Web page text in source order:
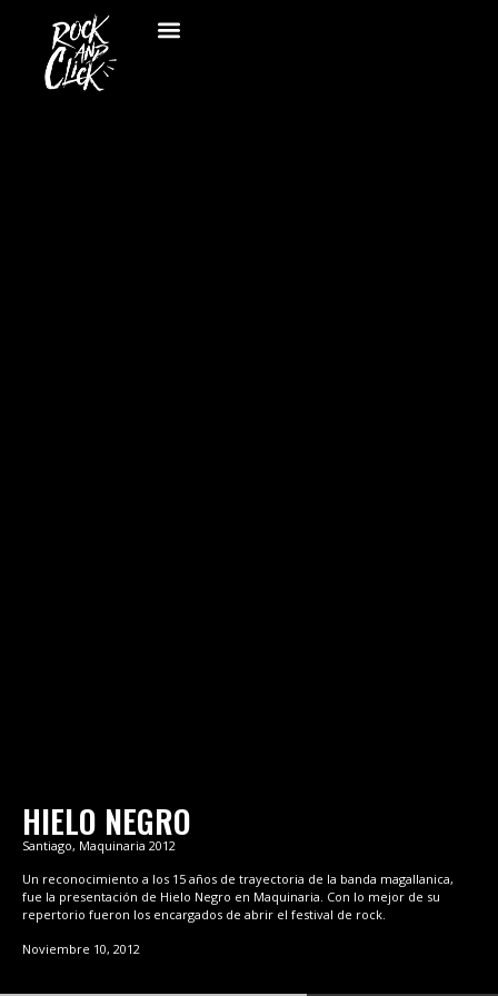
HIELO NEGRO
Santiago, Maquinaria 2012
Un reconocimiento a los 15 años de trayectoria de la banda magallanica,
fue la presentación de Hielo Negro en Maquinaria. Con lo mejor de su
repertorio fueron los encargados de abrir el festival de rock.
Noviembre 10, 2012